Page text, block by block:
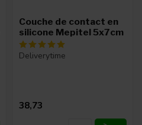
Couche de contact en
silicone Mepitel 5x7cm
Deliverytime
38,73